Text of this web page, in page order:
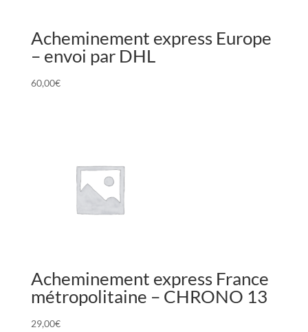
Acheminement express Europe
– envoi par DHL
60,00€
Acheminement express France
métropolitaine – CHRONO 13
29,00€